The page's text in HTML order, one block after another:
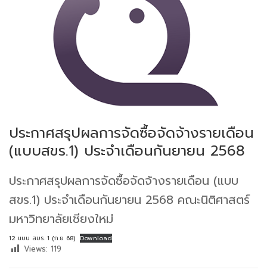
ประกาศสรุปผลการจัดซื้อจัดจ้างรายเดือน
(แบบสขร.1) ประจำเดือนกันยายน 2568
ประกาศสรุปผลการจัดซื้อจัดจ้างรายเดือน (แบบ
สขร.1) ประจำเดือนกันยายน 2568 คณะนิติศาสตร์
มหาวิทยาลัยเชียงใหม่
12 แบบ สขร. 1 (ก.ย 68) Download
Views: 119